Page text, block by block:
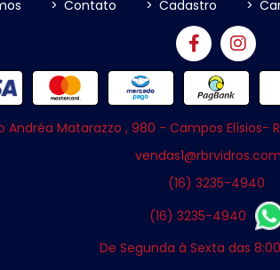
> Contato > Cadastro >
Andréa Matarazzo , 980 - Campos Elísios-
(16) 3235-4940
(16) 3235-4940
De Segunda à Sexta das